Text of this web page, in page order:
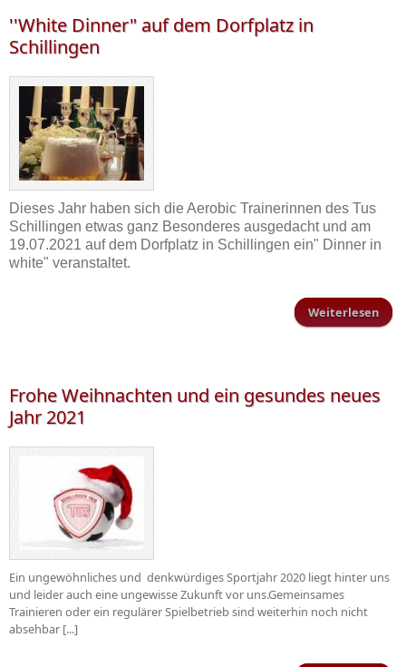
''White Dinner" auf dem Dorfplatz in
Schillingen
Dieses Jahr haben sich die Aerobic Trainerinnen des Tus
Schillingen etwas ganz Besonderes ausgedacht und am
19.07.2021 auf dem Dorfplatz in Schillingen ein" Dinner in
white" veranstaltet.
Weiterlesen
Frohe Weihnachten und ein gesundes neues
Jahr 2021
Ein ungewöhnliches und denkwürdiges Sportjahr 2020 liegt hinter uns
und leider auch eine ungewisse Zukunft vor uns.Gemeinsames
Trainieren oder ein regulärer Spielbetrieb sind weiterhin noch nicht
absehbar [...]